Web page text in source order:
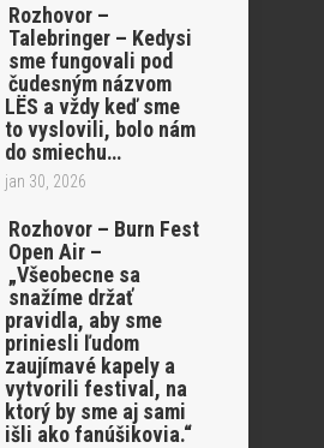
Rozhovor –
Talebringer – Kedysi
sme fungovali pod
čudesným názvom
LËS a vždy keď sme
to vyslovili, bolo nám
do smiechu…
jan 30, 2026
Rozhovor – Burn Fest
Open Air –
„Všeobecne sa
snažíme držať
pravidla, aby sme
priniesli ľudom
zaujímavé kapely a
vytvorili festival, na
ktorý by sme aj sami
išli ako fanúšikovia.“